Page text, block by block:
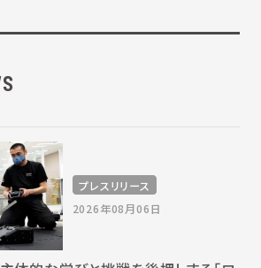
プレスリリース
2026年08月06日